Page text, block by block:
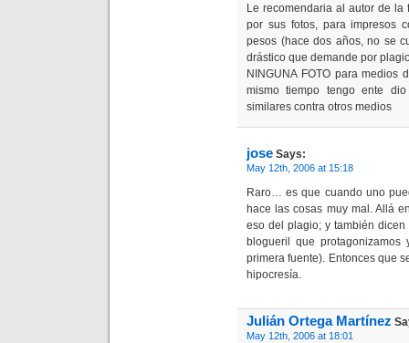
Le recomendaria al autor de
por sus fotos, para impresos
pesos (hace dos años, no se
drástico que demande por
NINGUNA FOTO para
mismo tiempo tengo ente
similares contra otros medios
jose Says:
May 12th, 2006 at 15:18
Raro… es que cuando uno
hace las cosas muy mal. Allá
eso del plagio; y también
blogueril que
primera fuente). Entonces que
hipocresía.
Julián Ortega Martínez
May 12th, 2006 at 18:01